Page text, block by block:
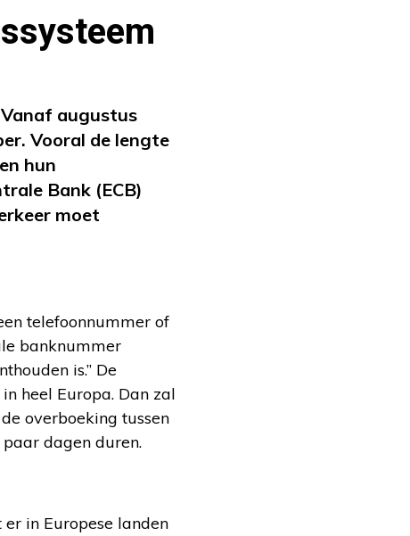
augustus
Vooral de lengte
hun
Bank (ECB)
moet
telefoonnummer of
banknummer
is.” De
heel Europa. Dan zal
overboeking tussen
dagen duren.
in Europese landen